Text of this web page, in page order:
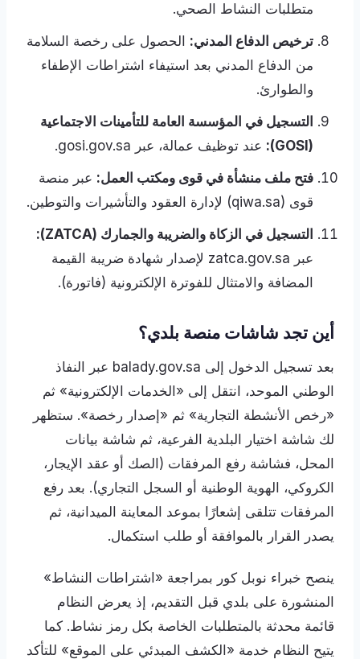
متطلبات النشاط الصحي.
ترخيص الدفاع المدني: الحصول على رخصة السلامة
من الدفاع المدني بعد استيفاء اشتراطات الإطفاء
والطوارئ.
التسجيل في المؤسسة العامة للتأمينات الاجتماعية
(GOSI):
عند توظيف عمالة، عبر gosi.gov.sa.
فتح ملف منشأة في قوى ومكتب العمل: عبر منصة
قوى (qiwa.sa) لإدارة العقود والتأشيرات والتوطين.
التسجيل في الزكاة والضريبة والجمارك (ZATCA):
عبر zatca.gov.sa لإصدار شهادة ضريبة القيمة
المضافة والامتثال للفوترة الإلكترونية (فاتورة).
أين تجد شاشات منصة بلدي؟
بعد تسجيل الدخول إلى balady.gov.sa عبر النفاذ
الوطني الموحد، انتقل إلى «الخدمات الإلكترونية» ثم
«رخص الأنشطة التجارية» ثم «إصدار رخصة». ستظهر
لك شاشة اختيار البلدية الفرعية، ثم شاشة بيانات
المحل، فشاشة رفع المرفقات (الصك أو عقد الإيجار،
الكروكي، الهوية الوطنية أو السجل التجاري). بعد رفع
المرفقات تتلقى إشعارًا بموعد المعاينة الميدانية، ثم
يصدر القرار بالموافقة أو طلب استكمال.
ينصح خبراء نوبل كور بمراجعة «اشتراطات النشاط»
المنشورة على بلدي قبل التقديم، إذ يعرض النظام
قائمة محدثة بالمتطلبات الخاصة بكل رمز نشاط. كما
يتيح النظام خدمة «الكشف المبدئي على الموقع» للتأكد